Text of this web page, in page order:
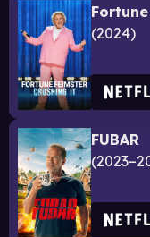
2024
FUBAR